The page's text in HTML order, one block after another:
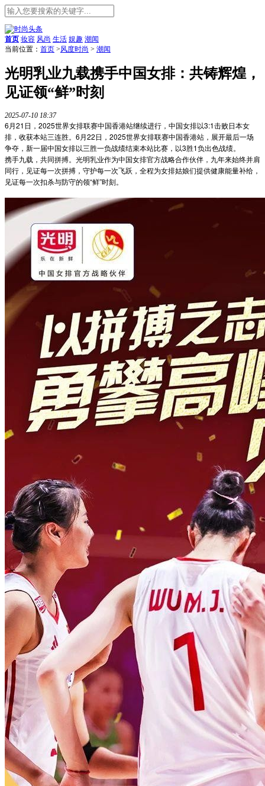
首页 妆容 风尚 生活 娱趣 潮闻
当前位置： 首页 >风度时尚 > 潮闻
光明乳业九载携手中国女排：共铸辉煌，
见证领“鲜”时刻
2025-07-10 18:37
6月21日，2025世界女排联赛中国香港站继续进行，中国女排以3:1击败日本女
排，收获本站三连胜。6月22日，2025世界女排联赛中国香港站，展开最后一场
争夺，新一届中国女排以三胜一负战绩结束本站比赛，以3胜1负出色战绩。
携手九载，共同拼搏。光明乳业作为中国女排官方战略合作伙伴，九年来始终并肩
同行，见证每一次拼搏，守护每一次飞跃，全程为女排姑娘们提供健康能量补给，
见证每一次扣杀与防守的领“鲜”时刻。